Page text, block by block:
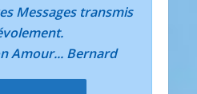
Messages transmis
Amour... Bernard